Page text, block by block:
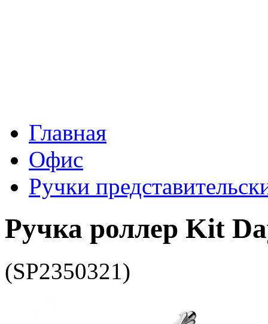
Главная
Офис
Ручки
Ручка роллер Kit
(SP2350321)